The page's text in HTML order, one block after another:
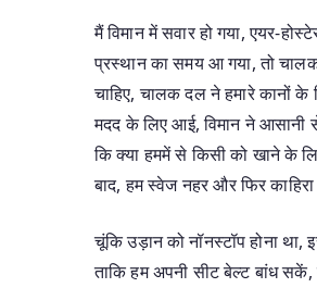
मैं विमान में सवार हो गया, एयर-
प्रस्थान का समय आ गया, तो
चाहिए, चालक दल ने हमारे कानों के
मदद के लिए आई, विमान ने आसानी
कि क्या हममें से किसी को खाने के
बाद, हम स्वेज नहर और फिर
चूंकि उड़ान को नॉनस्टॉप होना
ताकि हम अपनी सीट बेल्ट बांध